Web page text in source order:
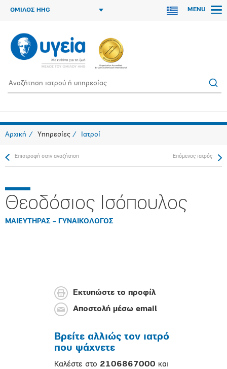
ΟΜΙΛΟΣ HHG MENU
Αρχική Υπηρεσίες Ιατροί
Επιστροφή στην αναζήτηση Επόμενος ιατρός
Θεοδόσιος Ισόπουλος
ΜΑΙΕΥΤΗΡΑΣ – ΓΥΝΑΙΚΟΛΟΓΟΣ
Εκτυπώστε το προφίλ
Αποστολή μέσω email
Βρείτε αλλιώς τον ιατρό
που ψάχνετε
Καλέστε στο 2106867000 και